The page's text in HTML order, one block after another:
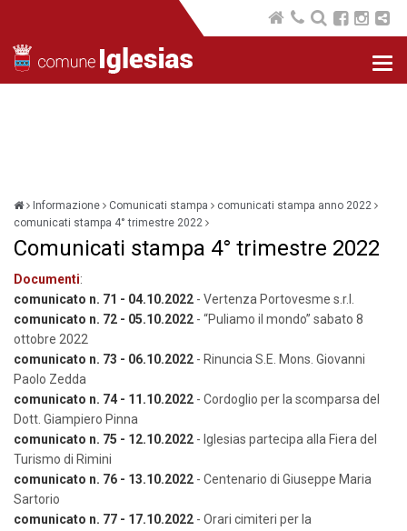
Informazione Comunicati stampa
comunicati stampa anno 2022
comunicati stampa 4° trimestre 2022
Comunicati stampa 4° trimestre 2022
Documenti:
comunicato n. 71 - 04.10.2022 - Vertenza Portovesme s.r.l.
comunicato n. 72 - 05.10.2022 - “Puliamo il mondo” sabato 8
ottobre 2022
comunicato n. 73 - 06.10.2022 - Rinuncia S.E. Mons. Giovanni
Paolo Zedda
comunicato n. 74 - 11.10.2022 - Cordoglio per la scomparsa del
Dott. Giampiero Pinna
comunicato n. 75 - 12.10.2022 - Iglesias partecipa alla Fiera del
Turismo di Rimini
comunicato n. 76 - 13.10.2022 - Centenario di Giuseppe Maria
Sartorio
comunicato n. 77 - 17.10.2022 - Orari cimiteri per la